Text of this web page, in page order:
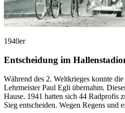
1940er
Entscheidung im
Während des 2. Weltkrieges konnte
Lehrmeister Paul Egli übernahm.
Hause. 1941 hatten sich 44 Radprofis
Sieg entscheiden. Wegen Regens